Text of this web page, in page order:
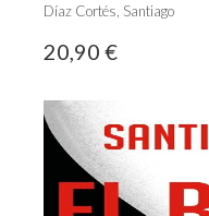
Díaz Cortés, Santiago
20,90 €